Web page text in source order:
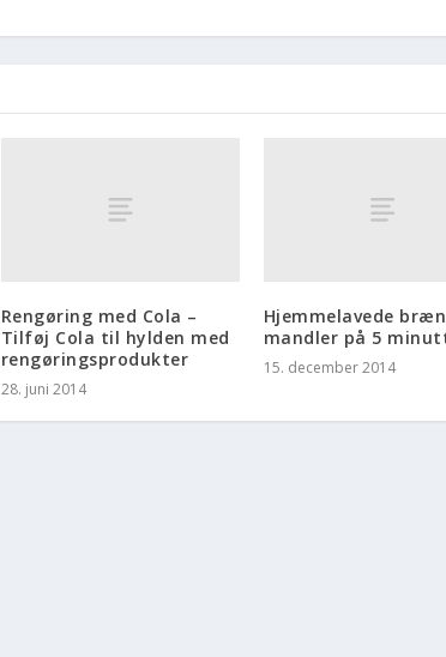
Rengøring med Cola –
Tilføj Cola til hylden med
rengøringsprodukter
28. juni 2014
Hjemmelavede
mandler på 5
15. december 2014